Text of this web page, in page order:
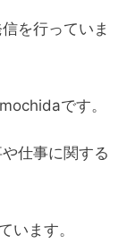
を行っていま
です。
仕事に関する
います。